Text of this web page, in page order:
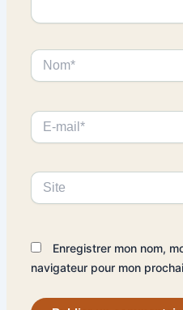
Nom*
E-
mail*
Site
Enregistrer mon nom,
navigateur pour mon